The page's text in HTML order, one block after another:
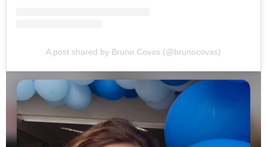
A post shared by Bruno Covas (@brunocovas)